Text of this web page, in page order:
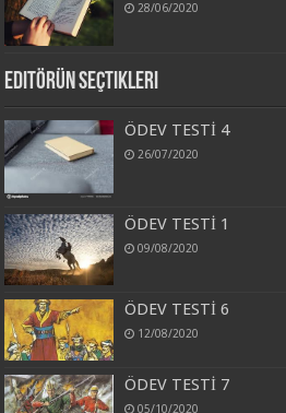
28/06/2020
Editörün Seçtikleri
ÖDEV TESTİ 4
26/07/2020
ÖDEV TESTİ 1
09/08/2020
ÖDEV TESTİ 6
12/08/2020
ÖDEV TESTİ 7
05/10/2020